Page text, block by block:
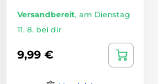
Versandbereit, am Dienstag
11. 8. bei dir
9,99 €